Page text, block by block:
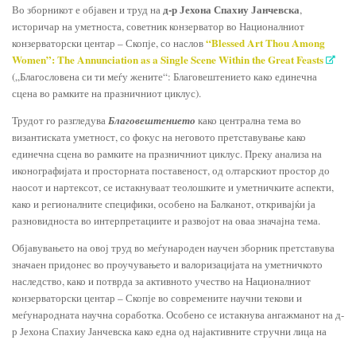
Во зборникот е објавен и труд над-рЈехона Спахиу Јанчевска,
историчар на уметноста, советник конзерватор во Националниот
конзерваторски центар – Скопје, со наслов“Blessed Art Thou Among
Women”: The Annunciation as a Single Scene Within the Great Feasts
(„Благословена си ти меѓу жените“: Благовештението како единечна
сцена во рамките на празничниот циклус).
Трудот го разгледуваБлаговештението како централна тема во
византиската уметност, со фокус на неговото претставување како
единечна сцена во рамките на празничниот циклус. Преку анализа на
иконографијата и просторната поставеност, од олтарскиот простор до
наосот и нартексот, се истакнуваат теолошките и уметничките аспекти,
како и регионалните специфики, особено на Балканот, откривајќи ја
разновидноста во интерпретациите и развојот на оваа значајна тема.
Објавувањето на овој труд во меѓународен научен зборник претставува
значаен придонес во проучувањето и валоризацијата на уметничкото
наследство, како и потврда за активното учество на Националниот
конзерваторски центар – Скопје во современите научни текови и
меѓународната научна соработка. Особено се истакнува ангажманот на д-
р Јехона Спахиу Јанчевска како една од најактивните стручни лица на